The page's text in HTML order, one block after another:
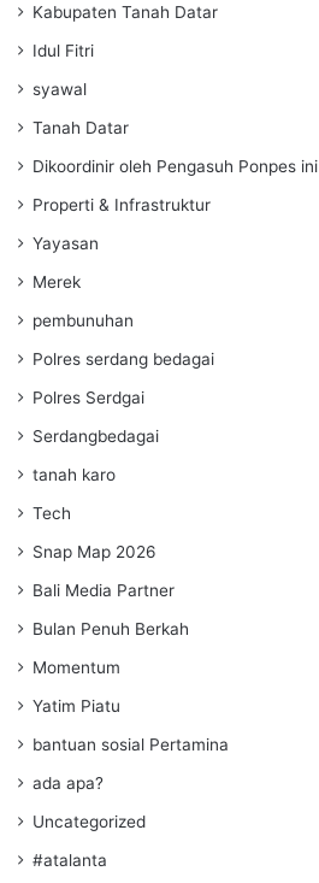
Kabupaten Tanah Datar
Idul Fitri
syawal
Tanah Datar
Dikoordinir oleh Pengasuh Ponpes ini
Properti & Infrastruktur
Yayasan
Merek
pembunuhan
Polres serdang bedagai
Polres Serdgai
Serdangbedagai
tanah karo
Tech
Snap Map 2026
Bali Media Partner
Bulan Penuh Berkah
Momentum
Yatim Piatu
bantuan sosial Pertamina
ada apa?
Uncategorized
#atalanta